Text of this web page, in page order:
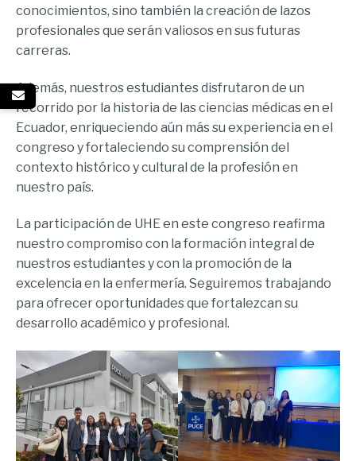
conocimientos, sino también la creación de lazos
profesionales que serán valiosos en sus futuras
carreras.
Además, nuestros estudiantes disfrutaron de un
recorrido por la historia de las ciencias médicas en el
Ecuador, enriqueciendo aún más su experiencia en el
congreso y fortaleciendo su comprensión del
contexto histórico y cultural de la profesión en
nuestro país.
La participación de UHE en este congreso reafirma
nuestro compromiso con la formación integral de
nuestros estudiantes y con la promoción de la
excelencia en la enfermería. Seguiremos trabajando
para ofrecer oportunidades que fortalezcan su
desarrollo académico y profesional.